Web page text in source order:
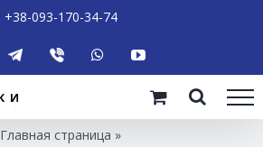
+38-093-170-34-74
Главная страница »